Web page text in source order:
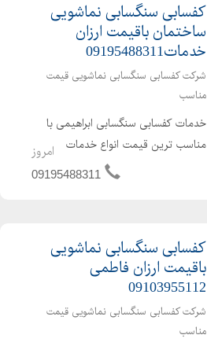
کفسابی سنگسابی نماشویی
ساختمان باقیمت ارزان
خدمات09195488311
شرکت کفسابی سنگسابی نماشویی قیمت
مناسب
خدمات کفسابی سنگسابی ابراهیمی با
مناسب ترین قیمت انواع خدمات
کفسابی اعم از کفسابی پارکینگ پارکت
امروز
09195488311
کفسابی سنگسابی نماشویی
باقیمت ارزان فاطمی
09103955112
شرکت کفسابی سنگسابی نماشویی قیمت
مناسب